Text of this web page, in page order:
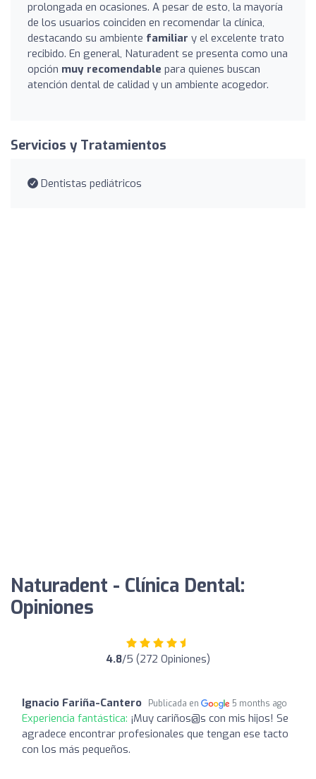
prolongada en ocasiones. A pesar de esto, la mayoría
de los usuarios coinciden en recomendar la clínica,
destacando su ambiente familiar y el excelente trato
recibido. En general, Naturadent se presenta como una
opción muy recomendable para quienes buscan
atención dental de calidad y un ambiente acogedor.
Servicios y Tratamientos
Dentistas pediátricos
Naturadent - Clínica Dental:
Opiniones
4.8/5 (272 Opiniones)
Ignacio Fariña-Cantero Publicada en 5 months ago
Experiencia fantástica: ¡Muy cariños@s con mis hijos! Se
agradece encontrar profesionales que tengan ese tacto
con los más pequeños.